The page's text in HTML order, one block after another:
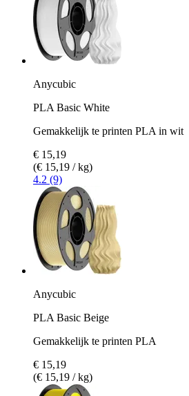
Anycubic
PLA Basic White
Gemakkelijk te printen PLA in wit
€ 15,19
(€ 15,19 / kg)
4.2 (9)
Anycubic
PLA Basic Beige
Gemakkelijk te printen PLA
€ 15,19
(€ 15,19 / kg)